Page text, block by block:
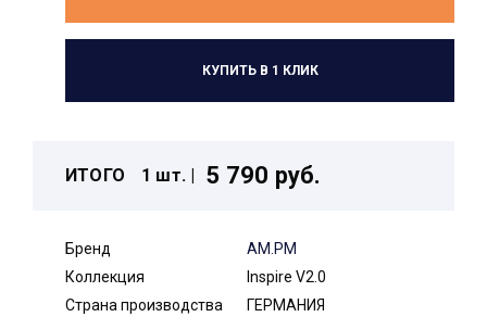
КУПИТЬ В 1 КЛИК
ИТОГО 1 шт. | 5 790 руб.
Бренд
AM.PM
Коллекция
Inspire V2.0
Страна производства
ГЕРМАНИЯ